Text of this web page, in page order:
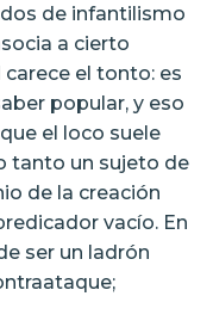
de infantilismo
a cierto
el tonto: es
popular, y eso
el loco suele
tanto un sujeto de
de la creación
vacío. En
ser un ladrón